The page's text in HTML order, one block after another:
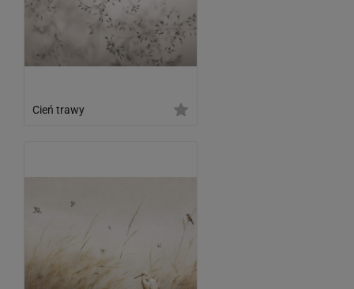
Cień trawy